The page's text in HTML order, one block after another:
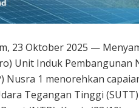
23 Oktober 2025 —
Unit Induk Pembangunan
Nusra 1 menorehkan
Tegangan Tinggi